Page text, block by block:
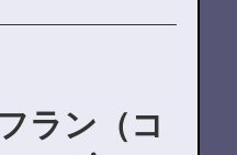
ラン（コ